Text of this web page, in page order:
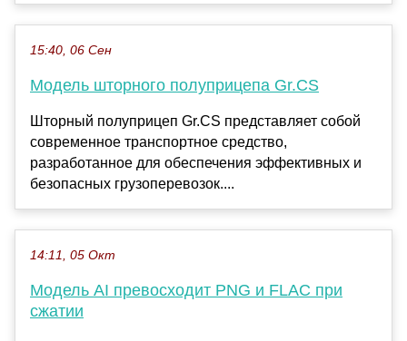
15:40, 06 Сен
Модель шторного полуприцепа Gr.CS
Шторный полуприцеп Gr.CS представляет собой
современное транспортное средство,
разработанное для обеспечения эффективных и
безопасных грузоперевозок....
14:11, 05 Окт
Модель AI превосходит PNG и FLAC при
сжатии